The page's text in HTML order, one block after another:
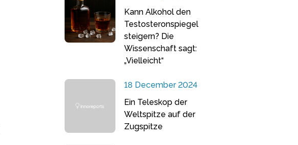
Kann Alkohol den
Testosteronspiegel
steigern? Die
Wissenschaft sagt:
„Vielleicht“
18 December 2024
Ein Teleskop der
Weltspitze auf der
Zugspitze